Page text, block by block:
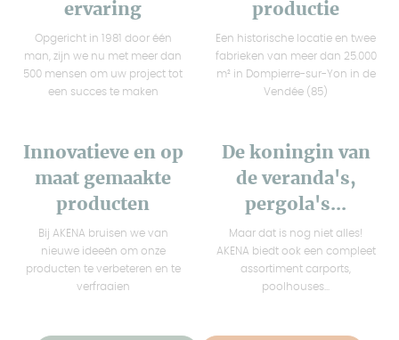
ervaring
Opgericht in 1981 door één
man, zijn we nu met meer dan
500 mensen om uw project tot
een succes te maken
productie
Een historische locatie en twee
fabrieken van meer dan 25.000
m² in Dompierre-sur-Yon in de
Vendée (85)
Innovatieve en op
maat gemaakte
producten
Bij AKENA bruisen we van
nieuwe ideeën om onze
producten te verbeteren en te
verfraaien
De koningin van
de veranda's,
pergola's...
Maar dat is nog niet alles!
AKENA biedt ook een compleet
assortiment carports,
poolhouses...